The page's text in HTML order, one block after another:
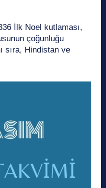
çoğunluğu
sıra, Hindistan ve